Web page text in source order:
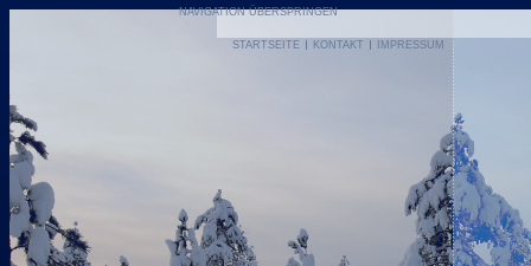
NAVIGATION ÜBERSPRINGEN
STARTSEITE KONTAKT IMPRESSUM